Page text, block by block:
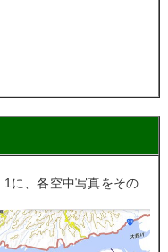
に、各空中写真をその